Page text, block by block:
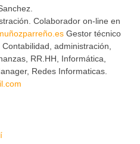
Colaborador on-line en
Gestor técnico
administración,
RR.HH, Informática,
Redes Informaticas.